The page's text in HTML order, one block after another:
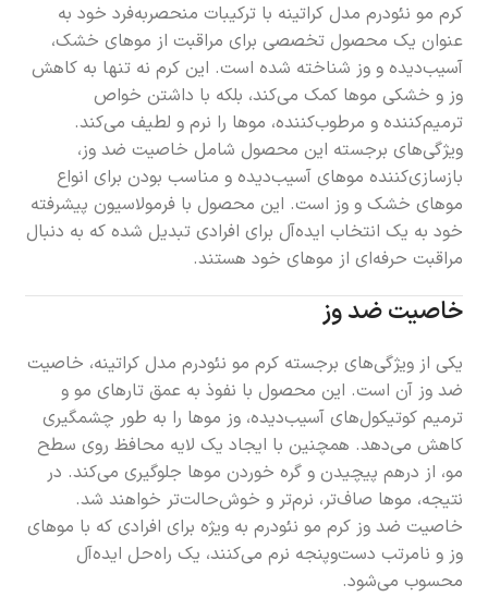
کرم مو نئودرم مدل کراتینه با ترکیبات منحصر‌به‌فرد خود به
عنوان یک محصول تخصصی برای مراقبت از موهای خشک،
آسیب‌دیده و وز شناخته شده است. این کرم نه تنها به کاهش
وز و خشکی موها کمک می‌کند، بلکه با داشتن خواص
ترمیم‌کننده و مرطوب‌کننده، موها را نرم و لطیف می‌کند.
ویژگی‌های برجسته این محصول شامل خاصیت ضد وز،
بازسازی‌کننده موهای آسیب‌دیده و مناسب بودن برای انواع
موهای خشک و وز است. این محصول با فرمولاسیون پیشرفته
خود به یک انتخاب ایده‌آل برای افرادی تبدیل شده که به دنبال
مراقبت حرفه‌ای از موهای خود هستند.
خاصیت ضد وز
یکی از ویژگی‌های برجسته کرم مو نئودرم مدل کراتینه، خاصیت
ضد وز آن است. این محصول با نفوذ به عمق تارهای مو و
ترمیم کوتیکول‌های آسیب‌دیده، وز موها را به طور چشمگیری
کاهش می‌دهد. همچنین با ایجاد یک لایه محافظ روی سطح
مو، از درهم پیچیدن و گره خوردن موها جلوگیری می‌کند. در
نتیجه، موها صاف‌تر، نرم‌تر و خوش‌حالت‌تر خواهند شد.
خاصیت ضد وز کرم مو نئودرم به ویژه برای افرادی که با موهای
وز و نامرتب دست‌وپنجه نرم می‌کنند، یک راه‌حل ایده‌آل
محسوب می‌شود.